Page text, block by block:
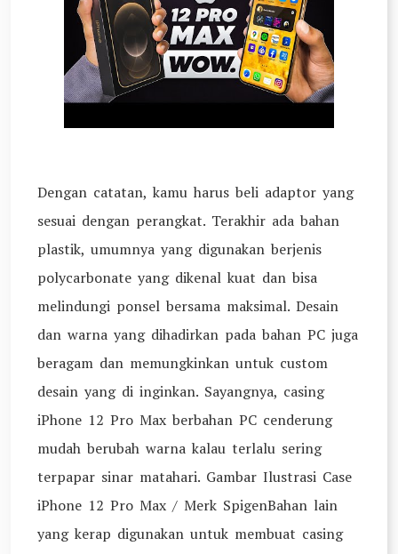
Dengan catatan, kamu harus beli adaptor yang
sesuai dengan perangkat. Terakhir ada bahan
plastik, umumnya yang digunakan berjenis
polycarbonate yang dikenal kuat dan bisa
melindungi ponsel bersama maksimal. Desain
dan warna yang dihadirkan pada bahan PC juga
beragam dan memungkinkan untuk custom
desain yang di inginkan. Sayangnya, casing
iPhone 12 Pro Max berbahan PC cenderung
mudah berubah warna kalau terlalu sering
terpapar sinar matahari. Gambar Ilustrasi Case
iPhone 12 Pro Max / Merk SpigenBahan lain
yang kerap digunakan untuk membuat casing